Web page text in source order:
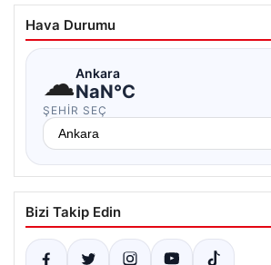
Hava Durumu
☁Ankara
NaN°C
ŞEHIR SEÇ
Bizi Takip Edin